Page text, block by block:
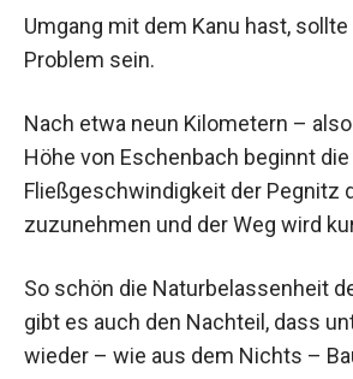
Umgang mit dem Kanu hast,
Problem sein.
Nach etwa neun Kilometern –
Höhe von Eschenbach beginnt die
Fließgeschwindigkeit der Pegnitz
zuzunehmen und der Weg wird
So schön die Naturbelassenheit
gibt es auch den Nachteil, dass
wieder – wie aus dem Nichts –